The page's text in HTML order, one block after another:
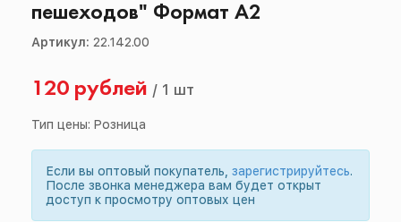
пешеходов" Формат А2
Артикул: 22.142.00
120 рублей / 1 шт
Тип цены: Розница
Если вы оптовый покупатель, зарегистрируйтесь.
После звонка менеджера вам будет открыт
доступ к просмотру оптовых цен